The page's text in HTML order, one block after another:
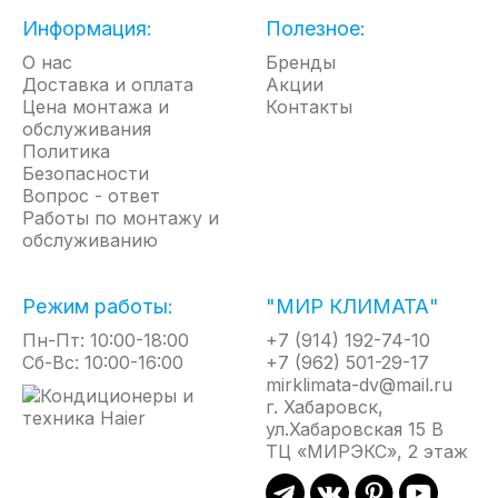
Предохранительный клапан для перекрытия
Предохранительный выключатель для защиты
от перегрева
Длина кабеля питания 1,5 м
Давление газа 1,5 бар
Двухстороннее антикоррозионное
окрашивание корпуса
Новый блок управления позволяет удобно
запускать пушку одной рукой
Информация:
О нас
Доставка и оплата
Цена монтажа и
обслуживания
Политика
Безопасности
Вопрос - ответ
Работы по монтажу и
обслуживанию
Полезное:
Бренды
Акции
Контакты
Режим работы:
Пн-Пт: 10:00-18:00
Сб-Вс: 10:00-16:00
"МИР КЛИМАТА"
+7 (914) 192-74-10
+7 (962) 501-29-17
mirklimata-dv@mail.ru
г. Хабаровск,
ул.Хабаровская 15 В
ТЦ «МИРЭКС», 2 этаж